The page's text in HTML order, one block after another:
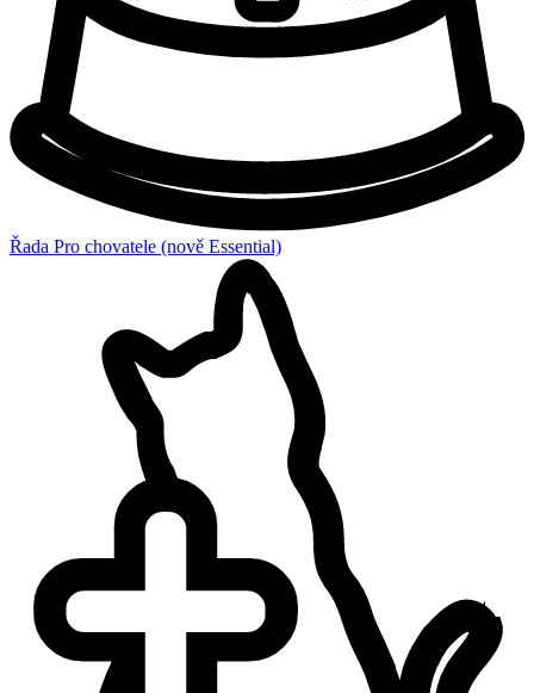
Řada Pro chovatele (nově Essential)